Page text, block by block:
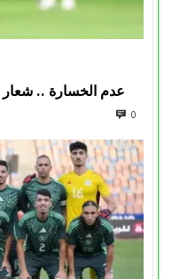
عدم الخسارة ..
0